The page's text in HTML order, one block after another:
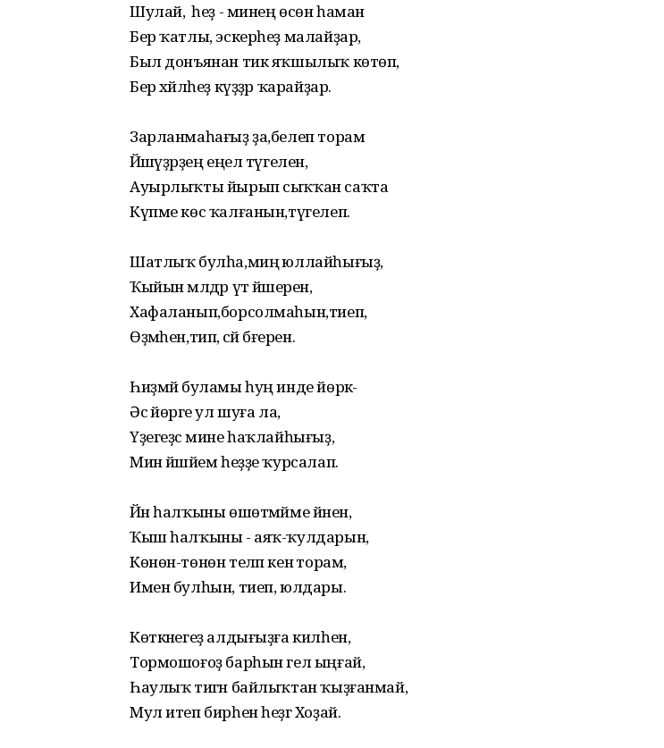
Шулай, ә һеҙ - минең өсөн һаман
Бер ҡатлы, эскерһеҙ малайҙар,
Был донъянан тик яҡшылыҡ көтөп,
Бер хәйләһеҙ күҙҙәр ҡарайҙар.
Зарланмаһағыҙ ҙа,белеп торам
Йәшәүҙәрҙең еңел түгелен,
Ауырлыҡты йырып сыҡҡан саҡта
Күпме көс ҡалғанын,түгелеп.
Шатлыҡ булһа,миңә юллайһығыҙ,
Ҡыйын мәлдәр үтә йәшерен,
Хафаланып,борсолмаһын,тиеп,
Өҙмәһен,тип, әсәй бәғерен.
Һиҙмәй буламы һуң инде йөрәк-
Әсә йөрәге ул шуға ла,
Үҙегеҙсә мине һаҡлайһығыҙ,
Мин йәшәйем һеҙҙе ҡурсалап.
Йән һалҡыны өшөтмәйме йәнен,
Ҡыш һалҡыны - аяҡ-ҡулдарын,
Көнөн-төнөн теләп кенә торам,
Имен булһын, тиеп, юлдары.
Көткәнегеҙ алдығыҙға килһен,
Тормошоғоҙ барһын гел ыңғай,
Һаулыҡ тигән байлыҡтан ҡыҙғанмай,
Мул итеп бирһен һеҙгә Хоҙай.